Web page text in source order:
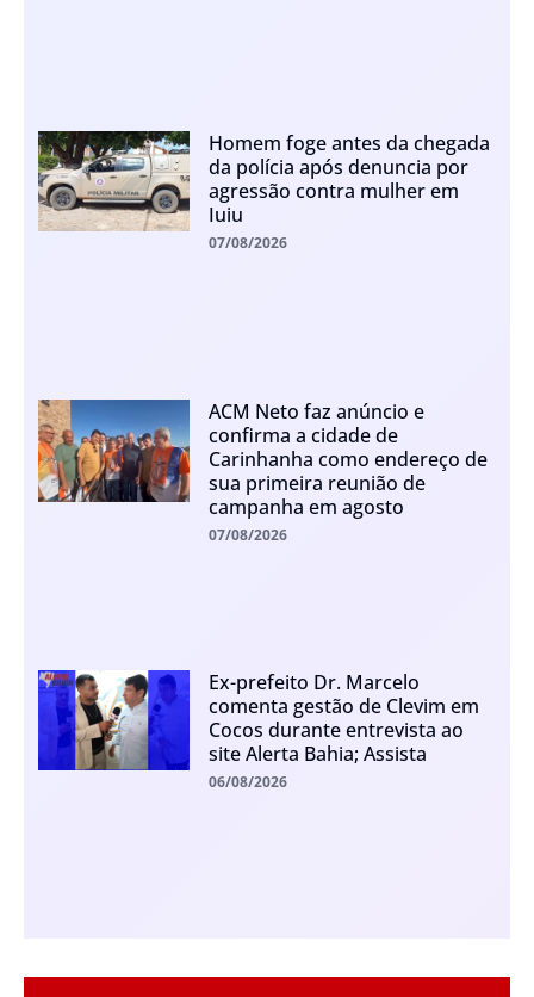
Homem foge antes da chegada
da polícia após denuncia por
agressão contra mulher em
Iuiu
07/08/2026
ACM Neto faz anúncio e
confirma a cidade de
Carinhanha como endereço de
sua primeira reunião de
campanha em agosto
07/08/2026
Ex-prefeito Dr. Marcelo
comenta gestão de Clevim em
Cocos durante entrevista ao
site Alerta Bahia; Assista
06/08/2026